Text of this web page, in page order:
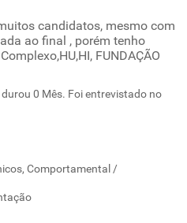
candidatos, mesmo com
ao final , porém tenho
FUNDAÇÃO
0 Mês. Foi entrevistado no
Comportamental /